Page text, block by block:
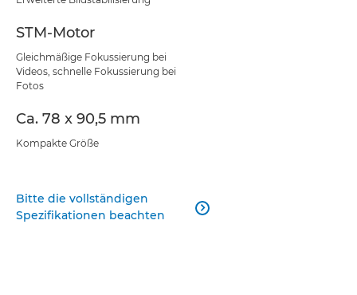
STM-Motor
Gleichmäßige Fokussierung bei
Videos, schnelle Fokussierung bei
Fotos
Ca. 78 x 90,5 mm
Kompakte Größe
Bitte die vollständigen
Spezifikationen beachten
